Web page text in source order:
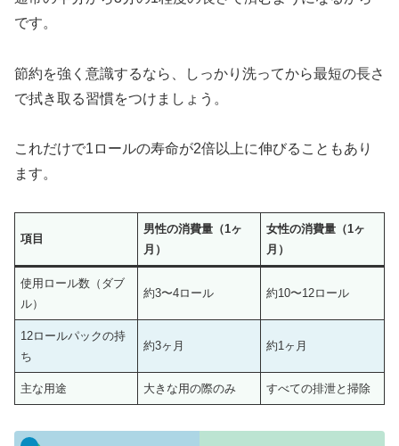
です。
節約を強く意識するなら、しっかり洗ってから最短の長さ
で拭き取る習慣をつけましょう。
これだけで1ロールの寿命が2倍以上に伸びることもあり
ます。
項目
男性の消費量（1ヶ
月）
女性の消費量（1ヶ
月）
使用ロール数（ダブ
ル）
約3〜4ロール 約10〜12ロール
12ロールパックの持
ち
約3ヶ月 約1ヶ月
主な用途 大きな用の際のみ すべての排泄と掃除